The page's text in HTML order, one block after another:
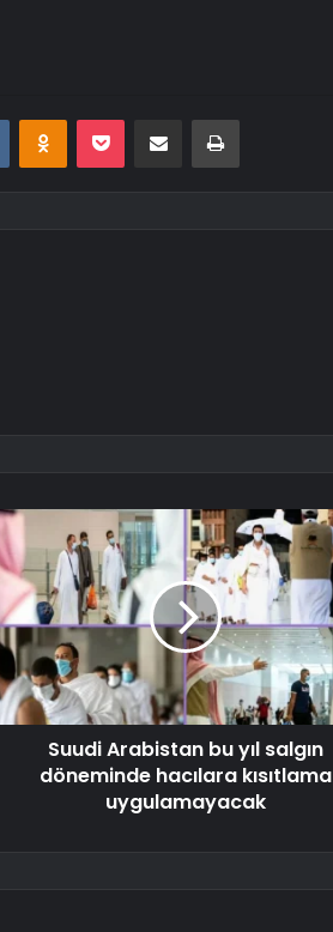
VKontakteOdnoklassniki
Pocket E-Posta ile paylaş Yazdır
Suudi Arabistan bu yıl salgın
döneminde hacılara kısıtlama
uygulamayacak